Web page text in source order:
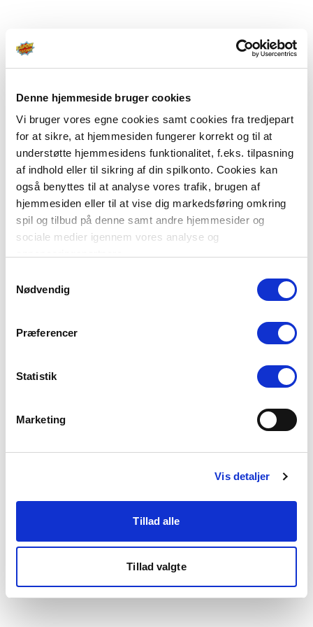
Denne hjemmeside bruger cookies
Vi bruger vores egne cookies samt cookies fra tredjepart
for at sikre, at hjemmesiden fungerer korrekt og til at
understøtte hjemmesidens funktionalitet, f.eks. tilpasning
af indhold eller til sikring af din spilkonto. Cookies kan
også benyttes til at analyse vores trafik, brugen af
hjemmesiden eller til at vise dig markedsføring omkring
spil og tilbud på denne samt andre hjemmesider og
sociale medier igennem vores analyse og
Du kan læse mere om vores brug af cookies under
"Detaljer" eller ved at klikke videre til vores Cookiepolitik,
Nødvendig
Præferencer
Statistik
Marketing
Vis detaljer
Tillad alle
Tillad valgte